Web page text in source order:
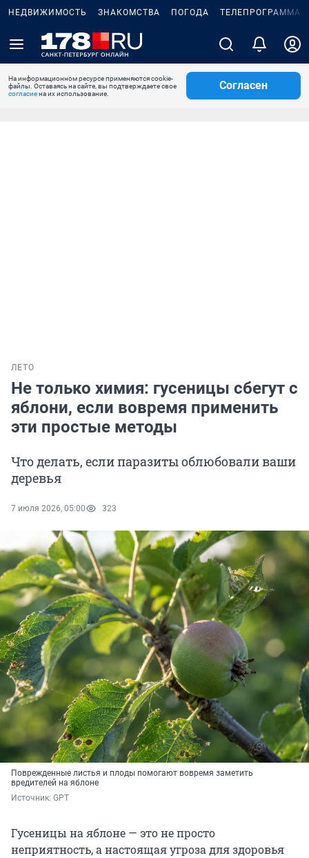
НЕДВИЖИМОСТЬ ЗНАКОМСТВА ПОГОДА ТЕЛЕПРОГРАММА
На информационном ресурсе применяются cookie-
файлы. Оставаясь на сайте, вы подтверждаете свое
согласиена их использование.
Согласен
ЛЕТО
Не только химия: гусеницы сбегут с
яблони, если вовремя применить
эти простые методы
Что делать, если паразиты облюбовали ваши
деревья
7 июля 2026, 05:00 323
Поврежденные листья и плоды помогают вовремя заметить
вредителей на яблоне
Источник: GPT
Гусеницы на яблоне — это не просто
неприятность, а настоящая угроза для здоровья